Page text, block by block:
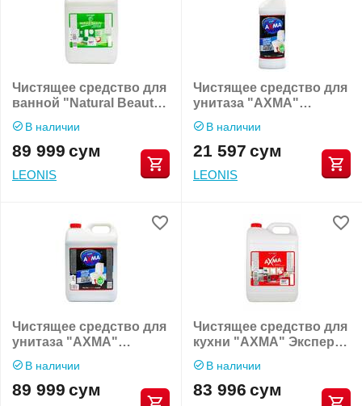
Чистящее средство для
ванной "Natural Beauty"
Эксперт для ванной 5кг
В наличии
89 999 сум
LEONIS
Чистящее средство для
унитаза "AXMA"
Maxiclean 1кг
В наличии
21 597 сум
LEONIS
Чистящее средство для
унитаза "AXMA"
Maxiclean 5кг
В наличии
89 999 сум
Чистящее средство для
кухни "AXMA" Эксперт
В наличии
83 996 сум